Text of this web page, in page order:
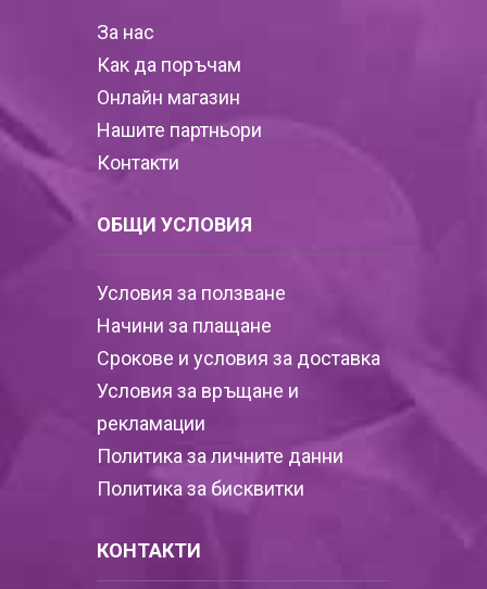
За нас
Как да поръчам
Онлайн магазин
Нашите партньори
Контакти
ОБЩИ УСЛОВИЯ
Условия за ползване
Начини за плащане
Срокове и условия за доставка
Условия за връщане и
рекламации
Политика за личните данни
Политика за бисквитки
КОНТАКТИ